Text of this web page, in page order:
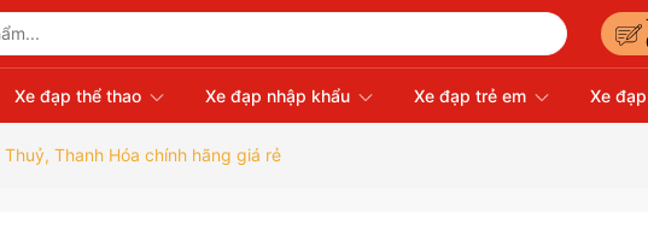
Xe đạp thể thao Xe đạp nhập khẩu Xe đạp trẻ em Xe
Thanh Hóa chính hãng giá rẻ